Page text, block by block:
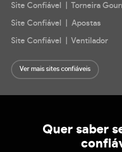
Site Confiável | Torneira
Site Confiável | Apostas
Site Confiável | Ventilador
Ver mais sites confiáveis
Quer saber